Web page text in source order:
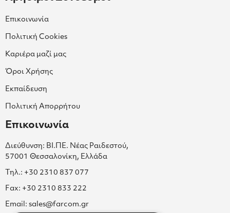
Επικοινωνία
Πολιτική Cookies
Καριέρα μαζί μας
Όροι Χρήσης
Εκπαίδευση
Πολιτική Απορρήτου
Επικοινωνία
Διεύθυνση: ΒΙ.ΠΕ. Νέας Ραιδεστού,
57001 Θεσσαλονίκη, Ελλάδα
Τηλ.: +30 2310 837 077
Fax: +30 2310 833 222
Email: sales@farcom.gr